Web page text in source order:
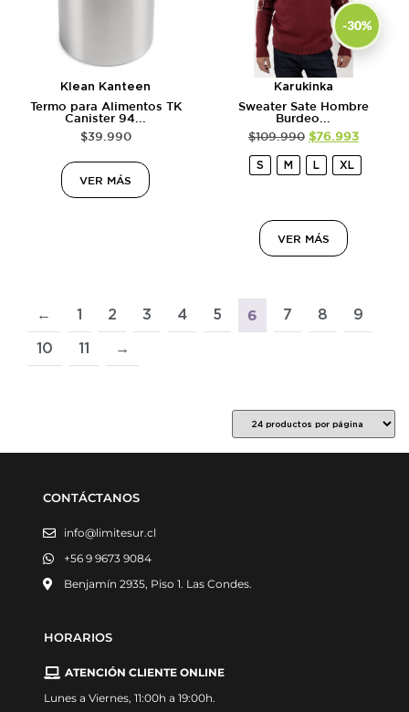
Klean Kanteen
Termo para Alimentos TK
Canister 94...
$39.990
VER MÁS
-30%
Karukinka
Sweater Sate Hombre
Burdeo...
$109.990 $76.993
S M L XL
VER MÁS
← 1 2 3 4 5 6 7 8
9
10
11 →
CONTÁCTANOS
info@limitesur.cl
+56 9 9673 9084
Benjamín 2935, Piso 1. Las Condes.
HORARIOS
ATENCIÓN CLIENTE ONLINE
Lunes a Viernes, 11:00h a 19:00h.